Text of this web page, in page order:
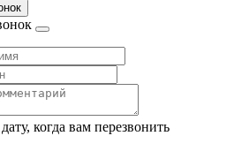
когда вам перезвонить